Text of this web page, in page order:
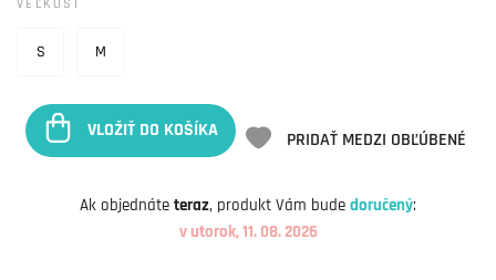
VEĽKOSŤ
S M
VLOŽIŤ DO KOŠÍKA PRIDAŤ MEDZI OBĽÚBENÉ
Ak objednáte teraz, produkt Vám bude doručený:
v utorok, 11. 08. 2026